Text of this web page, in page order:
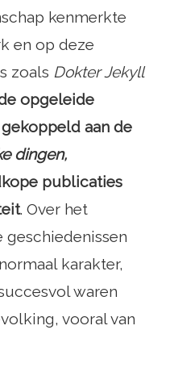
kenmerkte
en op deze
zoals Dokter Jekyll
opgeleide
aan de
dingen,
publicaties
. Over het
geschiedenissen
karakter,
waren
vooral van